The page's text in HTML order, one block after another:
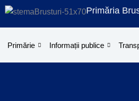
Treci
Primăria
Primărie Informații publice